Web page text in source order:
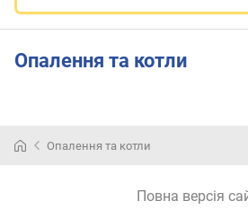
Опалення та котли
Опалення та котли
Повна версія